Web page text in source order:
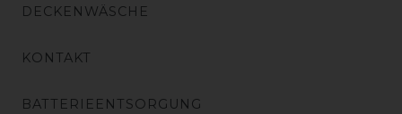
DECKENWÄSCHE
KONTAKT
BATTERIEENTSORGUNG